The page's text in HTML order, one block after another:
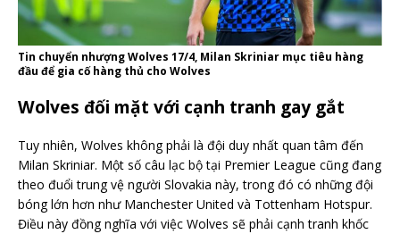
Tin chuyển nhượng Wolves 17/4, Milan Skriniar mục tiêu hàng
đầu để gia cố hàng thủ cho Wolves
Wolves đối mặt với cạnh tranh gay gắt
Tuy nhiên, Wolves không phải là đội duy nhất quan tâm đến
Milan Skriniar. Một số câu lạc bộ tại Premier League cũng đang
theo đuổi trung vệ người Slovakia này, trong đó có những đội
bóng lớn hơn như Manchester United và Tottenham Hotspur.
Điều này đồng nghĩa với việc Wolves sẽ phải cạnh tranh khốc